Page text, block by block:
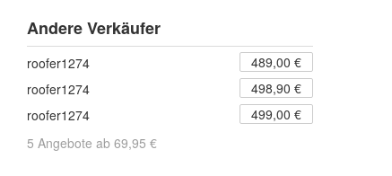
Andere Verkäufer
roofer1274
489,00 €
roofer1274
498,90 €
roofer1274
499,00 €
5 Angebote ab 69,95 €